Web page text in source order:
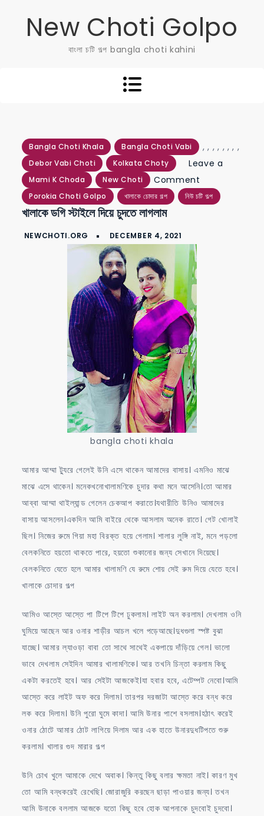
New Choti Golpo
বাংলা চটি গল্প bangla choti kahini
Bangla Choti Khala ,
Bangla Choti Vabi ,
Debor Vabi Choti
,
Kolkata Choty
,
Mami K Choda
,
New Choti
,
Porokia Choti Golpo
,
খালাকে চোদার গল্প
,
নিউ চটি গল্প
Leave a
Comment
খালাকে
খালাকে ডগি স্টাইলে দিয়ে চুদতে লাগলাম
bangla choti khala
আমার আম্মা ট্যুরে গেলেই উনি এসে থাকেন আমাদের বাসায়। এমনিও মাঝে
মাঝে এসে থাকেন। মনেকখনোখালামণিকে চুদার কথা মনে আসেনি।তো আমার
আব্বা আম্মা থাইল্যান্ড গেলেন চেকআপ করাতে।যথারীতি উনিও আমাদের
বাসায় আসলেন।একদিন আমি বাইরে থেকে আসলাম অনেক রাতে। গেট খোলাই
ছিল। নিজের রুমে গিয়া মহা বিরক্ত হয়ে গেলাম। শালার লুঙ্গি নাই, মনে পড়লো
বেলকনিতে হয়তো থাকতে পারে, হয়তো শুকানোর জন্য সেখানে দিয়েছে।
বেলকনিতে যেতে হলে আমার খালামণি যে রুমে শোয় সেই রুম দিয়ে যেতে হবে।
খালাকে চোদার গল্প
আমিও আস্তে আস্তে পা টিপে টিপে ঢুকলাম। লাইট অন করলাম। দেখলাম ওনি
ঘুমিয়ে আছেন আর ওনার শাড়ীর আচল খলে পড়েআছে।দুধগুলা স্পষ্ট বুঝা
যাচ্ছে। আমার ল্যাওড়া বাবা তো সাথে সাথেই একপায়ে দাঁড়িয়ে গেল। ভালো
ভাবে দেখলাম সেইদিন আমার খালামণিকে। আর তখনি চিন্তা করলাম কিছু
একটা করতেই হবে। আর সেইটা আজকেই।যা হবার হবে, এটেম্পট নেবো।আমি
আস্তে করে লাইট অফ করে দিলাম। তারপর দরজাটা আস্তে করে বন্ধ করে
লক করে দিলাম। উনি পুরো ঘুমে কাদা। আমি উনার পাশে বসলাম।হঠাৎ করেই
ওনার ঠোটে আমার ঠোট লাগিয়ে দিলাম আর এক হাতে উনারদুধটিপতে শুরু
করলাম। খালার গুদ মারার গল্প
উনি চোখ খুলে আমাকে দেখে অবাক। কিন্তু কিছু বলার ক্ষমতা নাই। কারণ মুখ
তো আমি বন্ধকরেই রেখেছি। জোরাজুরি করছেন ছাড়া পাওয়ার জন্য। তখন
আমি উনাকে বললাম আজকে যতো কিছু হবে হোক আপনাকে চুদবোই চুদবো।